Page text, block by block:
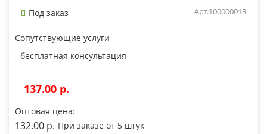
Под заказ Арт.100000013
Сопутствующие услуги
- бесплатная консультация
137.00 p.
Оптовая цена:
132.00 p. При заказе от 5 штук